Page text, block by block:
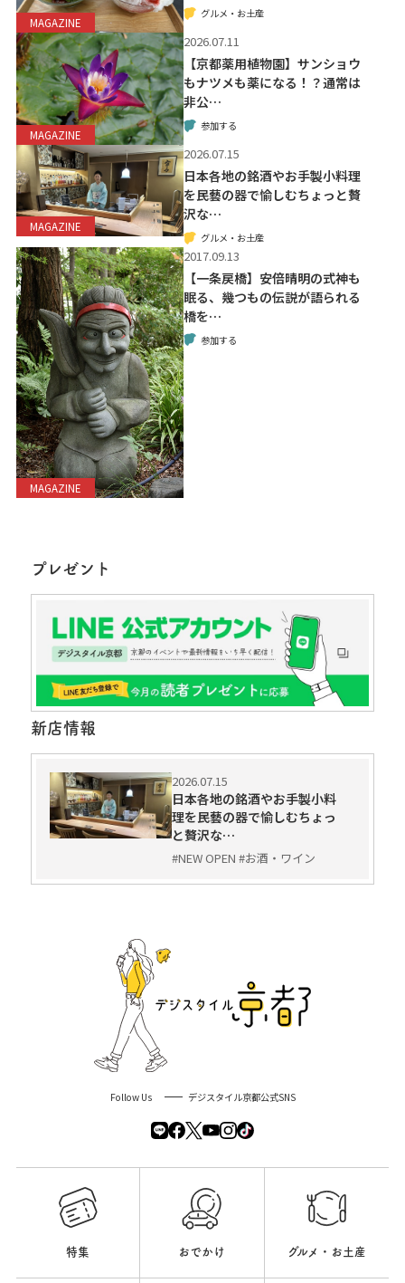
MAGAZINE
グルメ・お土産
MAGAZINE
2026.07.11
【京都薬用植物園】サンショウ
もナツメも薬になる！？通常は
非公…
参加する
MAGAZINE
2026.07.15
日本各地の銘酒やお手製小料理
を民藝の器で愉しむちょっと贅
沢な…
グルメ・お土産
MAGAZINE
2017.09.13
【一条戻橋】安倍晴明の式神も
眠る、幾つもの伝説が語られる
橋を…
参加する
プレゼント
新店情報
2026.07.15
日本各地の銘酒やお手製小料
理を民藝の器で愉しむちょっ
と贅沢な…
#NEW OPEN #お酒・ワイン
Follow Us デジスタイル京都公式SNS
特集 おでかけ グルメ・お土産